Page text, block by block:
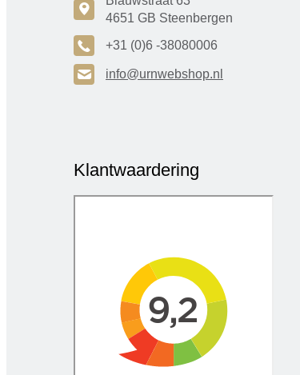
c
4651 GB Steenbergen
A +31 (0)6 -38080006
H info@urnwebshop.nl
Klantwaardering